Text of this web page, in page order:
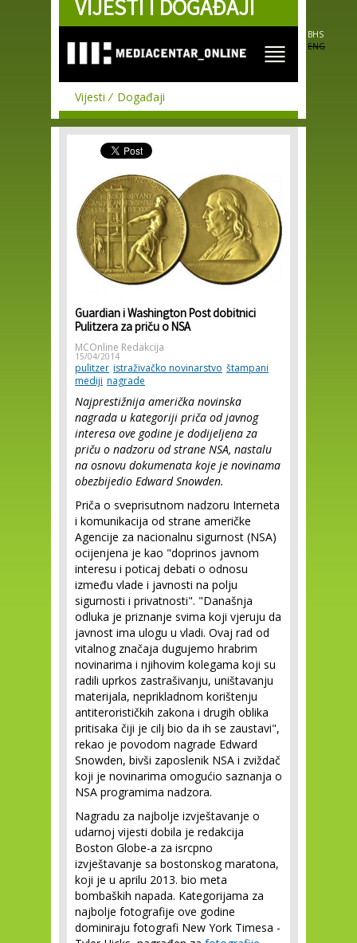
Skip to
main
VIJESTI I DOGAĐAJI
BHS
ENG
Vijesti Događaji
Guardian i Washington Post dobitnici
Pulitzera za priču o NSA
MCOnline Redakcija
15/04/2014
pulitzer istraživačko novinarstvo štampani
mediji nagrade
Najprestižnija američka novinska
nagrada u kategoriji priča od javnog
interesa ove godine je dodijeljena za
priču o nadzoru od strane NSA, nastalu
na osnovu dokumenata koje je novinama
obezbijedio Edward Snowden.
Priča o sveprisutnom nadzoru Interneta
i komunikacija od strane američke
Agencije za nacionalnu sigurnost (NSA)
ocijenjena je kao "doprinos javnom
interesu i poticaj debati o odnosu
između vlade i javnosti na polju
sigurnosti i privatnosti". "Današnja
odluka je priznanje svima koji vjeruju da
javnost ima ulogu u vladi. Ovaj rad od
vitalnog značaja dugujemo hrabrim
novinarima i njihovim kolegama koji su
radili uprkos zastrašivanju, uništavanju
materijala, neprikladnom korištenju
antiterorističkih zakona i drugih oblika
pritisaka čiji je cilj bio da ih se zaustavi",
rekao je povodom nagrade Edward
Snowden, bivši zaposlenik NSA i zviždač
koji je novinarima omogućio saznanja o
NSA programima nadzora.
Nagradu za najbolje izvještavanje o
udarnoj vijesti dobila je redakcija
Boston Globe-a za isrcpno
izvještavanje sa bostonskog maratona,
koji je u aprilu 2013. bio meta
bombaških napada. Kategorijama za
najbolje fotografije ove godine
dominiraju fotografi New York Timesa -